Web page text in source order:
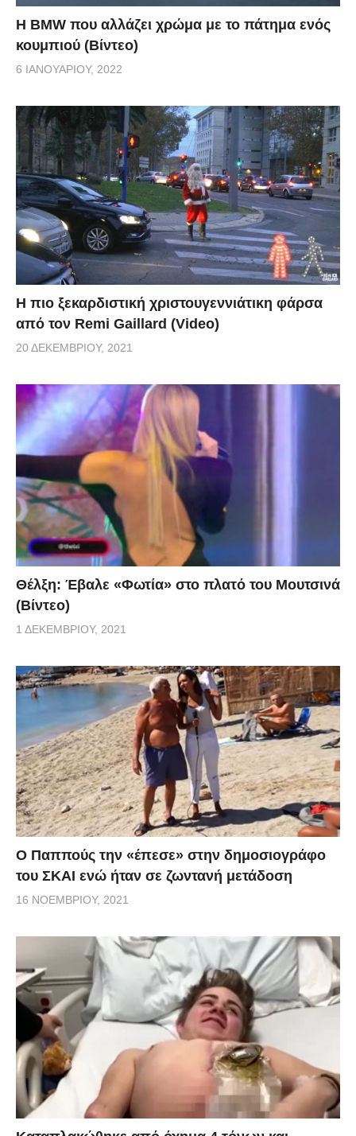
Η BMW που αλλάζει χρώμα με το πάτημα ενός
κουμπιού (Βίντεο)
6 ΙΑΝΟΥΑΡΊΟΥ, 2022
Η πιο ξεκαρδιστική χριστουγεννιάτικη φάρσα
από τον Remi Gaillard (Video)
20 ΔΕΚΕΜΒΡΊΟΥ, 2021
Θέλξη: Έβαλε «Φωτία» στο πλατό του Μουτσινά
(Βίντεο)
1 ΔΕΚΕΜΒΡΊΟΥ, 2021
Ο Παππούς την «έπεσε» στην δημοσιογράφο
του ΣΚΑΙ ενώ ήταν σε ζωντανή μετάδοση
16 ΝΟΕΜΒΡΊΟΥ, 2021